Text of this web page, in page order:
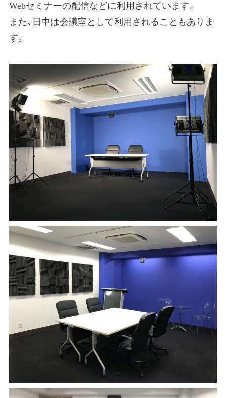
Webセミナーの配信などに利用されています。
また、日中は会議室として利用されることもありま
す。